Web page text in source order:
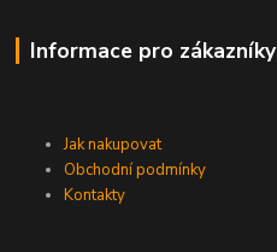
Informace pro zákazníky
Jak nakupovat
Obchodní podmínky
Kontakty